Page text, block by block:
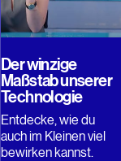
Der winzige
Maßstab unserer
Technologie
Entdecke, wie du
auch im Kleinen viel
bewirken kannst.